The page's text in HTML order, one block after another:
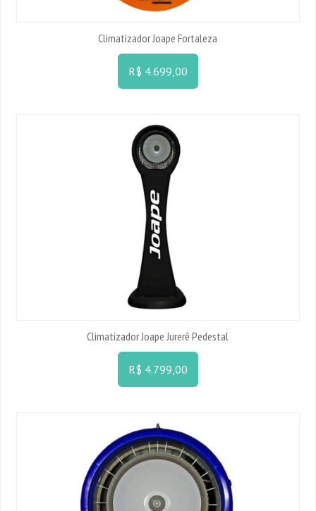
Climatizador Joape Fortaleza
R$ 4.699,00
Climatizador Joape Jurerê Pedestal
R$ 4.799,00